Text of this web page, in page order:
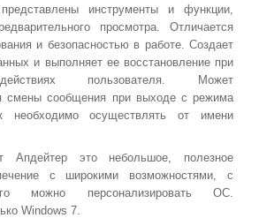
инструменты и функции,
просмотра. Отличается
и безопасностью в работе. Создает
и выполняет ее восстановление при
пользователя. Может
смены сообщения при выходе с режима
необходимо осуществлять от имени
Апдейтер это небольшое, полезное
с широкими возможностями, с
можно персонализировать ОС.
Windows 7.